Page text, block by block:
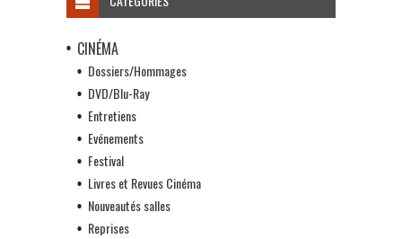
CINÉMA
Dossiers/Hommages
DVD/Blu-Ray
Entretiens
Evénements
Festival
Livres et Revues Cinéma
Nouveautés salles
Reprises